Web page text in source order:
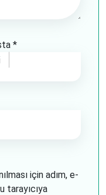
*
için adım, e-
tarayıcıya